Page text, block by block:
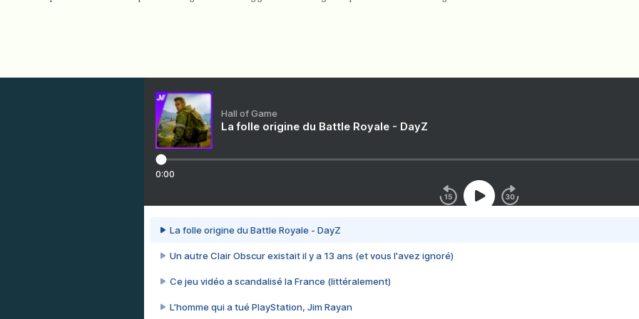
Hall of Game
La folle origine du Battle Royale - DayZ
0:00
La folle origine du Battle Royale - DayZ
Un autre Clair Obscur existait il y a 13 ans (et vous l'avez ignoré)
Ce jeu vidéo a scandalisé la France (littéralement)
L’homme qui a tué PlayStation, Jim Rayan